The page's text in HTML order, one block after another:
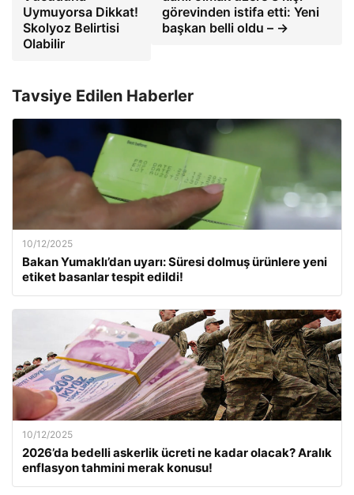
Uymuyorsa Dikkat!
Skolyoz Belirtisi
Olabilir
görevinden istifa etti: Yeni
başkan belli oldu – →
Tavsiye Edilen Haberler
10/12/2025
Bakan Yumaklı’dan uyarı: Süresi dolmuş ürünlere yeni
etiket basanlar tespit edildi!
10/12/2025
2026’da bedelli askerlik ücreti ne kadar olacak? Aralık
enflasyon tahmini merak konusu!